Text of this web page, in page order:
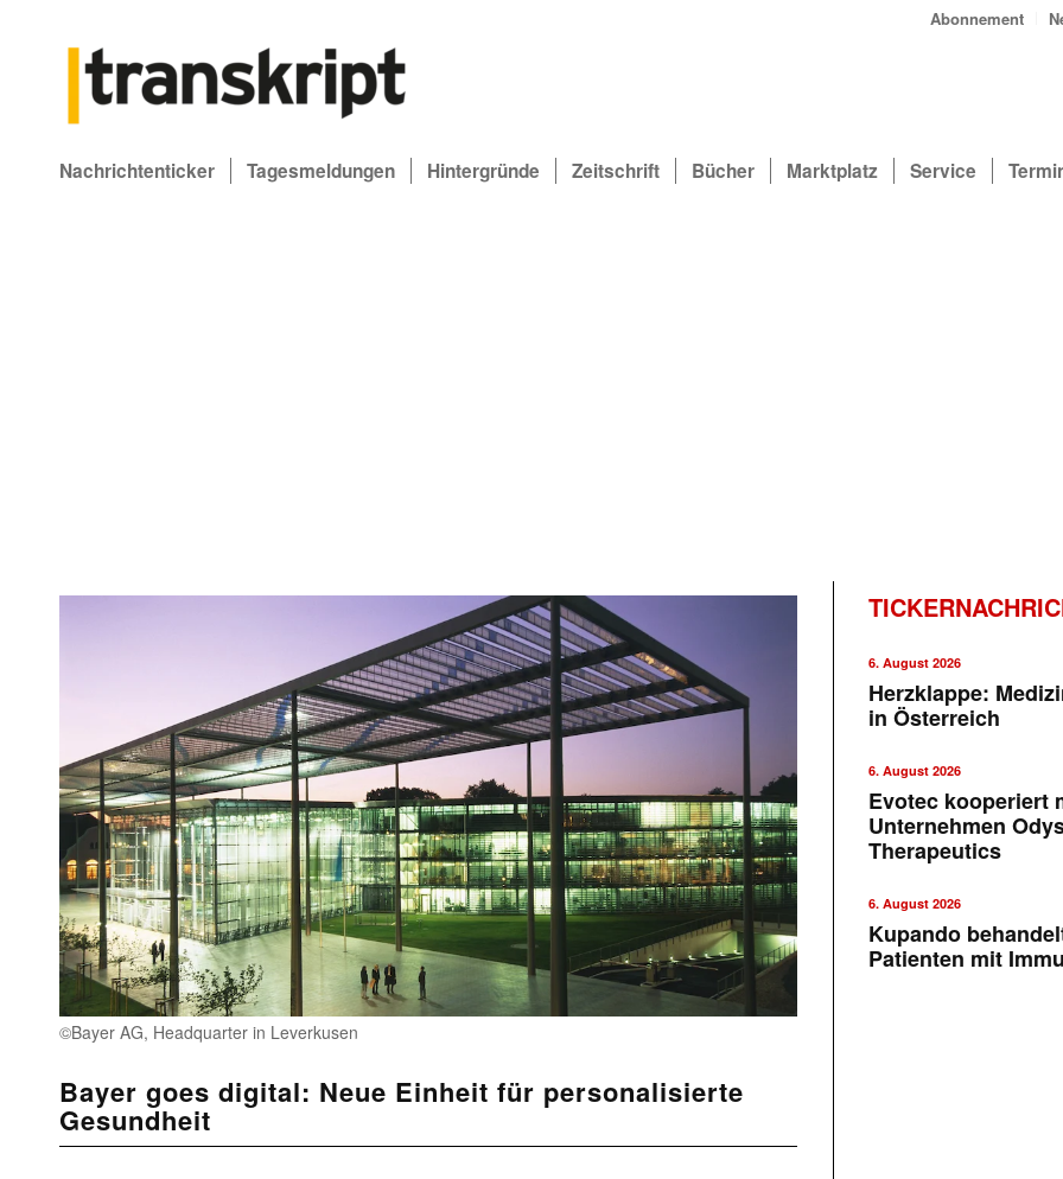
Abonnement
Nachrichtenticker Tagesmeldungen Hintergründe Zeitschrift Bücher Marktplatz Service
©Bayer AG, Headquarter in Leverkusen
Bayer goes digital: Neue Einheit für personalisierte
Gesundheit
6. August 2026
Herzklappe:
in Österreich
6. August 2026
Evotec kooperiert
Unternehmen
Therapeutics
6. August 2026
Kupando
Patienten mit